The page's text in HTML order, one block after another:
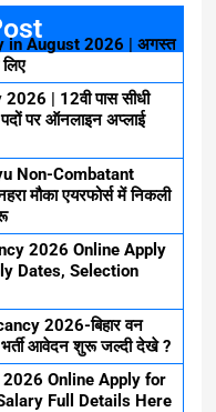
in August 2026 | अगस्त
| 12वी पास सीधी
पर ऑनलाइन अप्लाई
Non-Combatant
मौका एयरफोर्स में निकली
2026 Online Apply
Dates, Selection
2026-बिहार वन
आवेदन शुरू जल्दी देखे ?
Online Apply for
Full Details Here